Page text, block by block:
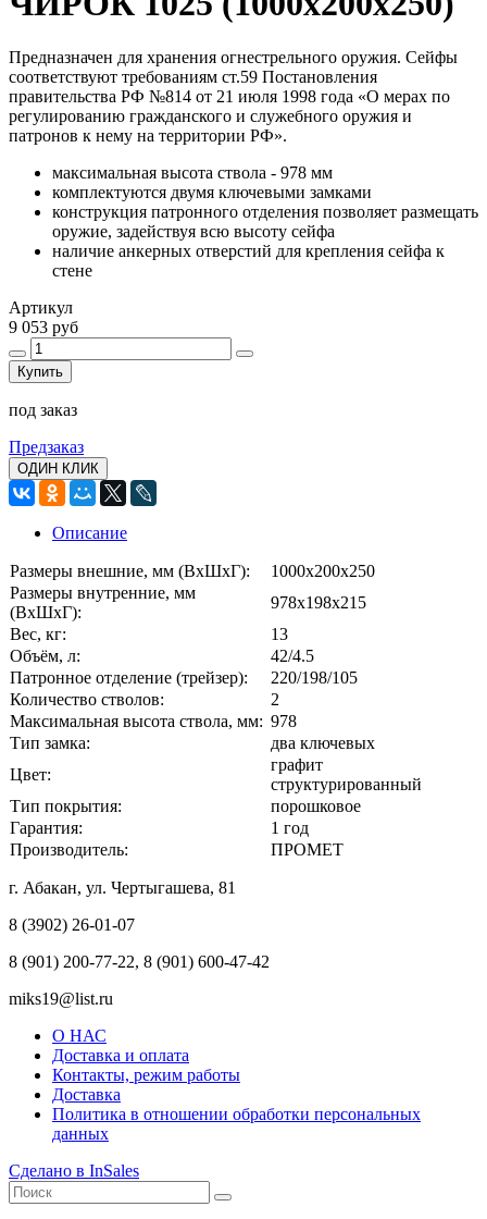
Предназначен для хранения огнестрельного оружия. Сейфы
соответствуют требованиям ст.59 Постановления
правительства РФ №814 от 21 июля 1998 года «О мерах по
регулированию гражданского и служебного оружия и
патронов к нему на территории РФ».
максимальная высота ствола - 978 мм
комплектуются двумя ключевыми замками
конструкция патронного отделения позволяет размещать
оружие, задействуя всю высоту сейфа
наличие анкерных отверстий для крепления сейфа к
стене
Артикул
9 053 руб
Купить
под заказ
Предзаказ
ОДИН КЛИК
Описание
Размеры внешние, мм (ВхШхГ):
1000x200x250
Размеры внутренние, мм
(ВхШхГ):
978x198x215
Вес, кг:
13
Объём, л:
42/4.5
Патронное отделение (трейзер):
220/198/105
Количество стволов:
2
Максимальная высота ствола, мм: 978
Тип замка:
два ключевых
Цвет:
графит
структурированный
Тип покрытия:
порошковое
Гарантия:
1 год
Производитель:
ПРОМЕТ
г. Абакан, ул. Чертыгашева, 81
8 (3902) 26-01-07
8 (901) 200-77-22, 8 (901) 600-47-42
miks19@list.ru
О НАС
Доставка и оплата
Контакты, режим работы
Доставка
Политика в отношении обработки персональных
данных
Сделано в InSales